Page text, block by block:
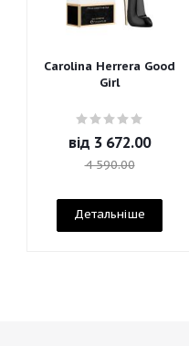
Carolina Herrera Good
Girl
від 3 672.00
4 590.00
Детальніше